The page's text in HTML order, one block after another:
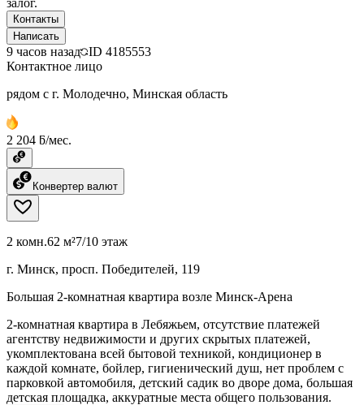
залог.
Контакты
Написать
9 часов назад ID 4185553
Контактное лицо
рядом с г. Молодечно, Минская область
2 204 ƃ/мес.
Конвертер валют
2 комн.62 м²7/10 этаж
г. Минск, просп. Победителей, 119
Большая 2-комнатная квартира возле Минск-Арена
2-комнатная квартира в Лебяжьем, отсутствие платежей
агентству недвижимости и других скрытых платежей,
укомплектована всей бытовой техникой, кондиционер в
каждой комнате, бойлер, гигиенический душ, нет проблем с
парковкой автомобиля, детский садик во дворе дома, большая
детская площадка, аккуратные места общего пользования.